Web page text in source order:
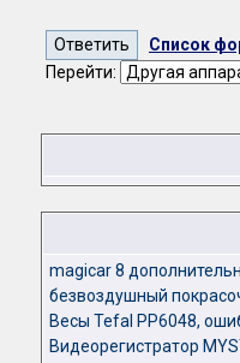
Список
Перейти:
magicar 8
безвоздушный
Весы Tefal PP6048,
Видеорегистратор